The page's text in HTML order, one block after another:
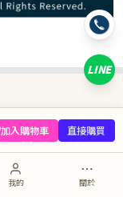
我的 關於
加入購物車 直接購買
直接購買
LINE